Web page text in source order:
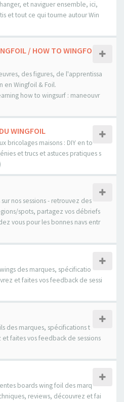
et naviguer ensemble, ici,
et tout ce qui tourne autour Win
/ HOW TO WINGFO
des figures, de l'apprentissa
en Wingfoil & Foil.
how to wingsurf : maneouvr
WINGFOIL
bricolages maisons : DIY en to
et trucs et astuces pratiques s
nos sessions - retrouvez des
spots, partagez vos débriefs
vous pour les bonnes navs entr
des marques, spécificatio
et faites vos feedback de sessi
des marques, spécifications t
faites vos feedback de sessions
boards wing foil des marq
reviews, découvrez et fai